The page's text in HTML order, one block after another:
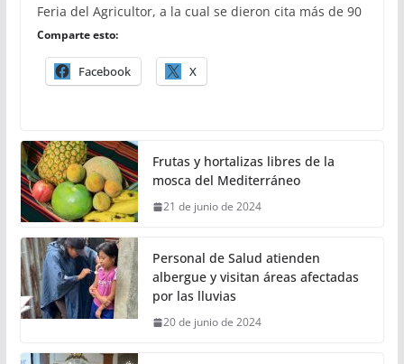
Feria del Agricultor, a la cual se dieron cita más de 90
Comparte esto:
Facebook X
Frutas y hortalizas libres de la
mosca del Mediterráneo
21 de junio de 2024
Personal de Salud atienden
albergue y visitan áreas afectadas
por las lluvias
20 de junio de 2024